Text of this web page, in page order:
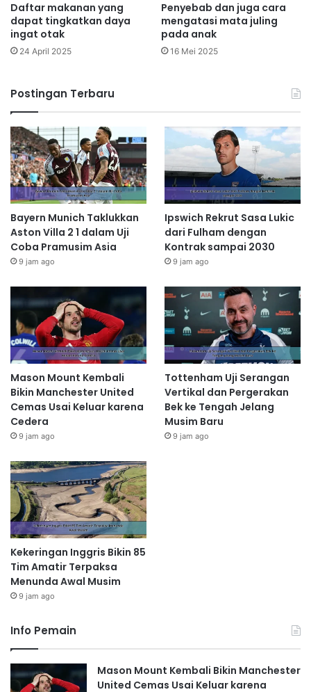
Daftar makanan yang
dapat tingkatkan daya
ingat otak
24 April 2025
Penyebab dan juga cara
mengatasi mata juling
pada anak
16 Mei 2025
Postingan Terbaru
Bayern Munich Taklukkan
Aston Villa 2 1 dalam Uji
Coba Pramusim Asia
9 jam ago
Ipswich Rekrut Sasa Lukic
dari Fulham dengan
Kontrak sampai 2030
9 jam ago
Mason Mount Kembali
Bikin Manchester United
Cemas Usai Keluar karena
Cedera
9 jam ago
Tottenham Uji Serangan
Vertikal dan Pergerakan
Bek ke Tengah Jelang
Musim Baru
9 jam ago
Kekeringan Inggris Bikin 85
Tim Amatir Terpaksa
Menunda Awal Musim
9 jam ago
Info Pemain
Mason Mount Kembali Bikin Manchester
United Cemas Usai Keluar karena